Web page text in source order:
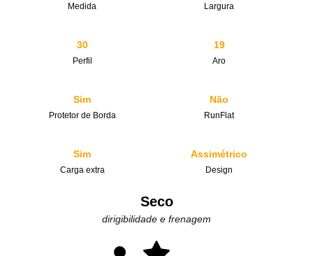
Medida Largura
30
Perfil
19
Aro
Sim
Protetor de Borda
Não
RunFlat
Sim
Carga extra
Assimétrico
Design
Seco
dirigibilidade e frenagem